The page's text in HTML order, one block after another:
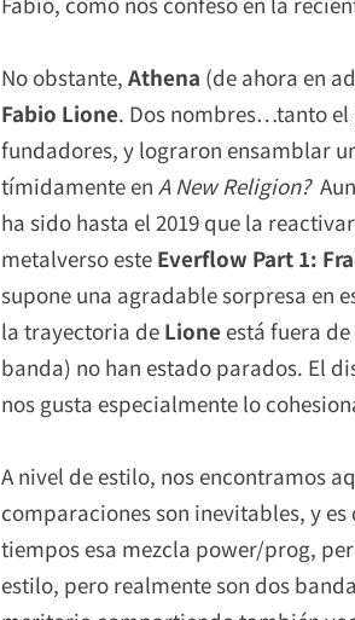
No obstante, Athena (de ahora en
Fabio Lione. Dos nombres…tanto
fundadores, y lograron ensamblar
tímidamente en A New Religion?
ha sido hasta el 2019 que la
metalverso este Everflow Part 1:
supone una agradable sorpresa en
la trayectoria de Lione está fuera
banda) no han estado parados. El
nos gusta especialmente lo
A nivel de estilo, nos encontramos
comparaciones son inevitables, y
tiempos esa mezcla power/prog,
estilo, pero realmente son dos